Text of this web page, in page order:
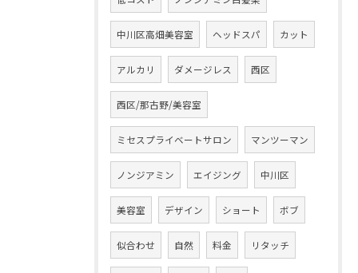
中川区高畑美容室 ヘッドスパ カット
アルカリ ダメージレス 西区
西区/那古野/美容室
ミセスプライベートサロン マンツーマン
ノンジアミン エイジング 中川区
美容室 デザイン ショート ボブ
似合わせ 自然 料金 リタッチ